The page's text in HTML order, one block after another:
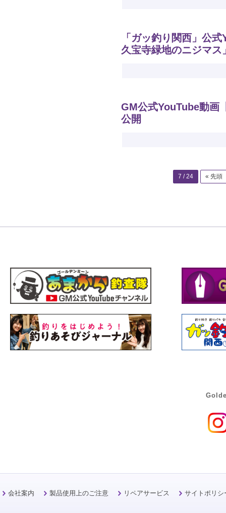
「ガッ釣り関西」公
久宝寺緑地のニジマス
GM公式YouTube動画
公開
7 / 24 « 先頭
会社案内 製品使用上のご注意 リペアサービス サイトポリシ